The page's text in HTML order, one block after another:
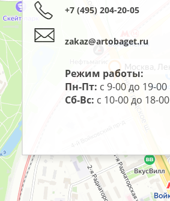
+7 (495) 204-20-05
zakaz@artobaget.ru
Режим работы:
Пн-Пт: с 9-00 до 19-00
Сб-Вс: с 10-00 до 18-00